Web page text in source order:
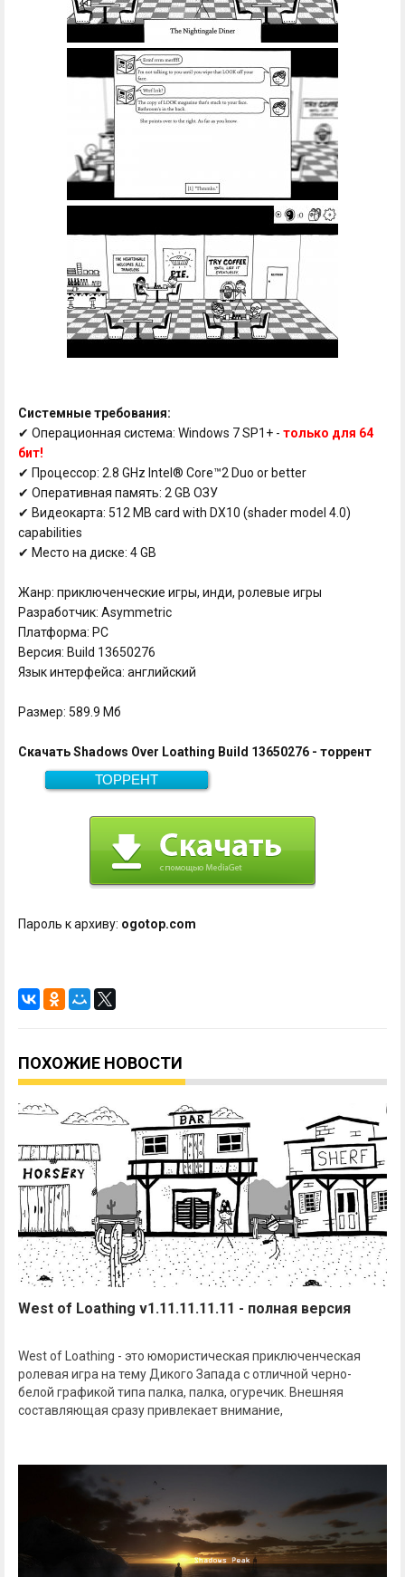
Системные требования:
✔ Операционная система: Windows 7 SP1+ - только для 64
бит!
✔ Процессор: 2.8 GHz Intel® Core™2 Duo or better
✔ Оперативная память: 2 GB ОЗУ
✔ Видеокарта: 512 MB card with DX10 (shader model 4.0)
capabilities
✔ Место на диске: 4 GB
Жанр: приключенческие игры, инди, ролевые игры
Разработчик: Asymmetric
Платформа: PC
Версия: Build 13650276
Язык интерфейса: английский
Размер: 589.9 Мб
Скачать Shadows Over Loathing Build 13650276 - торрент
ТОРРЕНТ
589.9 Мб
Скачать
Пароль к архиву: ogotop.com
ПОХОЖИЕ НОВОСТИ
West of Loathing v1.11.11.11.11 - полная версия
West of Loathing - это юмористическая приключенческая
ролевая игра на тему Дикого Запада с отличной черно-
белой графикой типа палка, палка, огуречик. Внешняя
составляющая сразу привлекает внимание,